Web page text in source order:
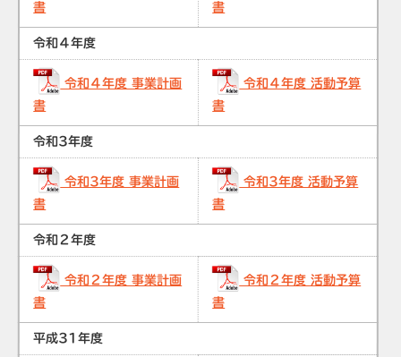
書 書
令和４年度
令和４年度 事業計画
書
令和４年度 活動予算
書
令和3年度
令和3年度 事業計画
書
令和3年度 活動予算
書
令和２年度
令和２年度 事業計画
書
令和２年度 活動予算
書
平成31年度